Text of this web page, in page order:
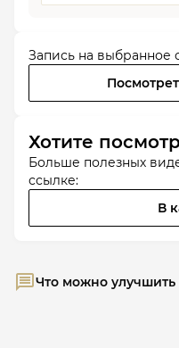
Запись на выбранное
Хотите
Больше полезных
ссылке:
В
Что можно улучшить